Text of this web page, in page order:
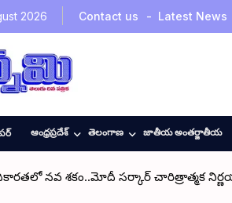
2026 Contact us Latest News
ఆంధ్రప్రదేశ్ తెలంగాణ జాతీయ అంతర్జాతీయ
నవ శకం..మోదీ సర్కార్ చారిత్రాత్మక నిర్ణయం-